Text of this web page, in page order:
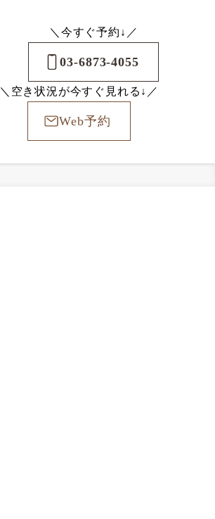
＼今すぐ予約↓／
03-6873-4055
＼空き状況が今すぐ見れる↓／
Web予約